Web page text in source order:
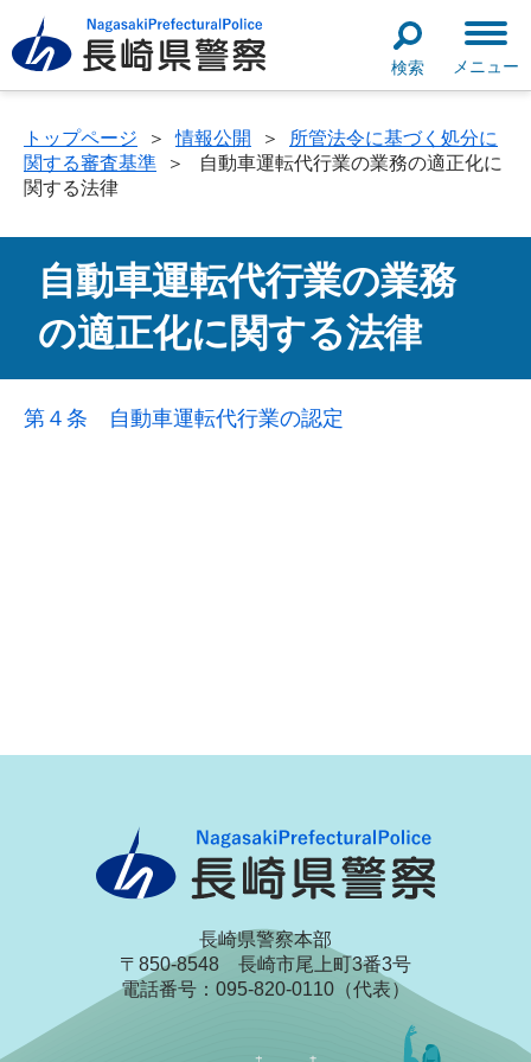
検索 メニュー
トップページ ＞ 情報公開 ＞
所管法令に基づく処分に
関する審査基準
＞
自動車運転代行業の業務の適正化に
関する法律
自動車運転代行業の業務
の適正化に関する法律
第４条 自動車運転代行業の認定
長崎県警察本部
〒850-8548 長崎市尾上町3番3号
電話番号：095-820-0110（代表）